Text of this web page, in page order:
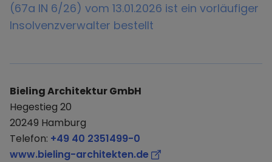
(67a IN 6/26) vom 13.01.2026 ist ein vorläufiger
Insolvenzverwalter bestellt
Bieling Architektur GmbH
Hegestieg 20
20249 Hamburg
Telefon: +49 40 2351499-0
www.bieling-architekten.de